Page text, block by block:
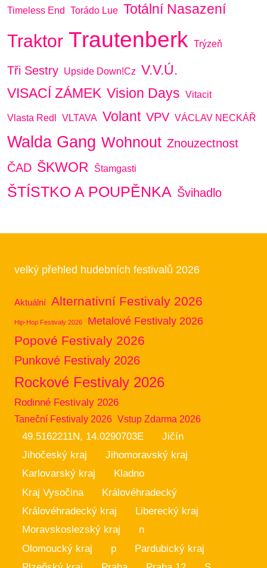
Timeless End Torádo Lue Totální Nasazení
Traktor Trautenberk Trýzeň
Tři Sestry Upside Down!cz V.V.Ú.
VISACÍ ZÁMEK Vision Days Vitacit
Vlasta Redl VLTAVA Volant VPV VÁCLAV NECKÁŘ
Walda Gang Wohnout Znouzectnost
ČAD ŠKWOR Štamgasti
ŠTÍSTKO A POUPĚNKA Švihadlo
velký přehled hudebních festivalů 2026
Aktuální Alternativní Festivaly 2026
Hip-Hop Festivaly 2026 Metalové Festivaly 2026
Popové Festivaly 2026
Punkové Festivaly 2026
Rockové Festivaly 2026
Rodinné Festivaly 2026
Taneční Festivaly 2026 Vstup Zdarma 2026
49.5162211N, 14.0290703E
Jičín
Jihočeský kraj
Jihomoravský kraj
Karlovarský kraj
Kladno
Kraj Vysočina
Královéhradecký
Královéhradecký kraj
Liberecký kraj
Moravskoslezský kraj
n
Olomoucký kraj
p
Pardubický kraj